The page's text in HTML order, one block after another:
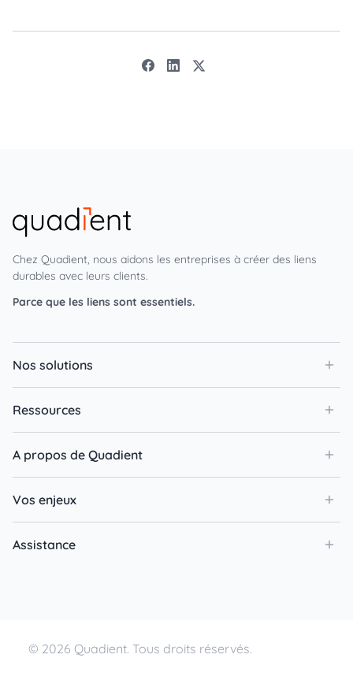
Chez Quadient, nous aidons les entreprises à créer des liens
durables avec leurs clients.
Parce que les liens sont essentiels.
Nos solutions
Ressources
A propos de Quadient
Vos enjeux
Assistance
© 2026 Quadient. Tous droits réservés.